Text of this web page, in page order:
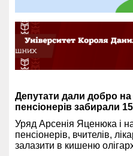
Депутати дали добро
пенсіонерів забирали
Уряд Арсенія Яценюка і
пенсіонерів, вчителів,
залазити в кишеню